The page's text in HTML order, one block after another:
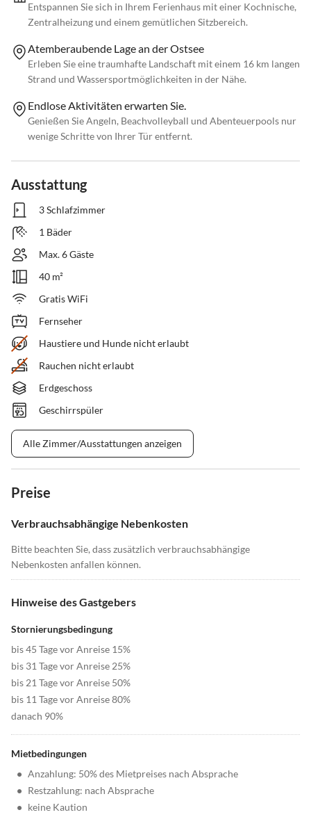
Entspannen Sie sich in Ihrem Ferienhaus mit einer Kochnische,
Zentralheizung und einem gemütlichen Sitzbereich.
Atemberaubende Lage an der Ostsee
Erleben Sie eine traumhafte Landschaft mit einem 16 km langen
Strand und Wassersportmöglichkeiten in der Nähe.
Endlose Aktivitäten erwarten Sie.
Genießen Sie Angeln, Beachvolleyball und Abenteuerpools nur
wenige Schritte von Ihrer Tür entfernt.
Ausstattung
3 Schlafzimmer
1 Bäder
Max. 6 Gäste
40 m²
Gratis WiFi
Fernseher
Haustiere und Hunde nicht erlaubt
Rauchen nicht erlaubt
Erdgeschoss
Geschirrspüler
Alle Zimmer/Ausstattungen anzeigen
Preise
Verbrauchsabhängige Nebenkosten
Bitte beachten Sie, dass zusätzlich verbrauchsabhängige
Nebenkosten anfallen können.
Hinweise des Gastgebers
Stornierungsbedingung
bis 45 Tage vor Anreise 15%
bis 31 Tage vor Anreise 25%
bis 21 Tage vor Anreise 50%
bis 11 Tage vor Anreise 80%
danach 90%
Mietbedingungen
• Anzahlung: 50% des Mietpreises nach Absprache
• Restzahlung: nach Absprache
• keine Kaution